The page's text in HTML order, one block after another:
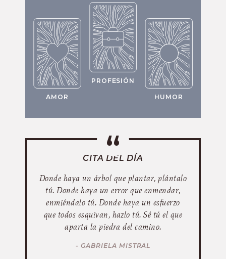
AMOR
PROFESIÓN
HUMOR
CITA DEL DÍA
Donde haya un árbol que plantar, plántalo
tú. Donde haya un error que enmendar,
enmiéndalo tú. Donde haya un esfuerzo
que todos esquivan, hazlo tú. Sé tú el que
aparta la piedra del camino.
- GABRIELA MISTRAL